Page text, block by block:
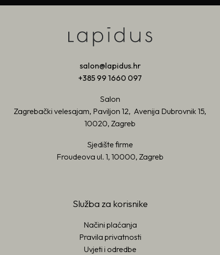
salon@lapidus.hr
+385 99 1660 097
Salon
Zagrebački velesajam, Paviljon 12, Avenija Dubrovnik 15,
10020, Zagreb
Sjedište firme
Froudeova ul. 1, 10000, Zagreb
Služba za korisnike
Načini plaćanja
Pravila privatnosti
Uvjeti i odredbe